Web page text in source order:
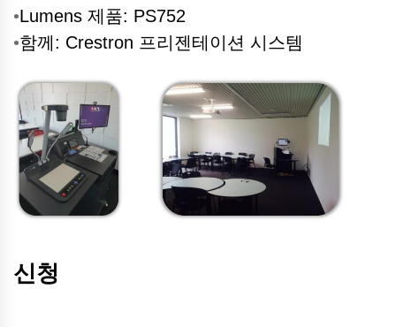
•Lumens 제품: PS752
•함께: Crestron 프리젠테이션 시스템
신청